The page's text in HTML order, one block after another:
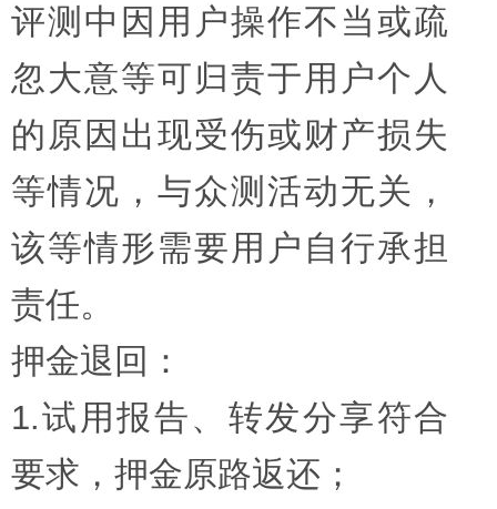
评测中因用户操作不当或疏
忽大意等可归责于用户个人
的原因出现受伤或财产损失
等情况，与众测活动无关，
该等情形需要用户自行承担
责任。
押金退回：
1.试用报告、转发分享符合
要求，押金原路返还；